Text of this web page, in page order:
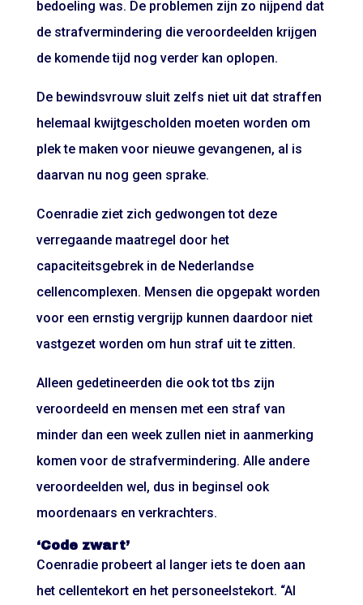
bedoeling was. De problemen zijn zo nijpend dat
de strafvermindering die veroordeelden krijgen
de komende tijd nog verder kan oplopen.
De bewindsvrouw sluit zelfs niet uit dat straffen
helemaal kwijtgescholden moeten worden om
plek te maken voor nieuwe gevangenen, al is
daarvan nu nog geen sprake.
Coenradie ziet zich gedwongen tot deze
verregaande maatregel door het
capaciteitsgebrek in de Nederlandse
cellencomplexen. Mensen die opgepakt worden
voor een ernstig vergrijp kunnen daardoor niet
vastgezet worden om hun straf uit te zitten.
Alleen gedetineerden die ook tot tbs zijn
veroordeeld en mensen met een straf van
minder dan een week zullen niet in aanmerking
komen voor de strafvermindering. Alle andere
veroordeelden wel, dus in beginsel ook
moordenaars en verkrachters.
‘Code zwart’
Coenradie probeert al langer iets te doen aan
het cellentekort en het personeelstekort. “Al